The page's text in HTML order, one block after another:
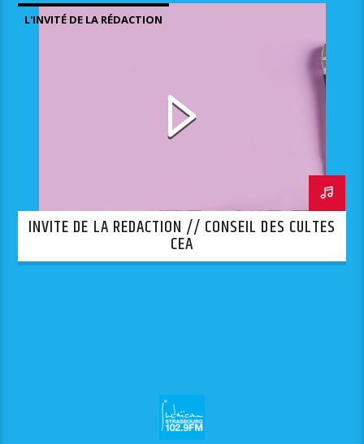
L'INVITÉ DE LA RÉDACTION
INVITE DE LA REDACTION // CONSEIL DES CULTES
CEA